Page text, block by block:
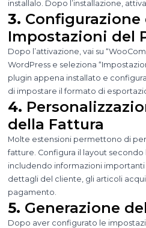
installalo. Dopo l’installazione,
3. Configurazione
Impostazioni del
Dopo l’attivazione, vai su
WordPress e seleziona
plugin appena installato e
di impostare il formato di
4.
della Fattura
Molte estensioni permettono di
fatture. Configura il layout secondo
includendo informazioni importanti
dettagli del cliente, gli articoli
pagamento.
5. Generazione
Dopo aver configurato le